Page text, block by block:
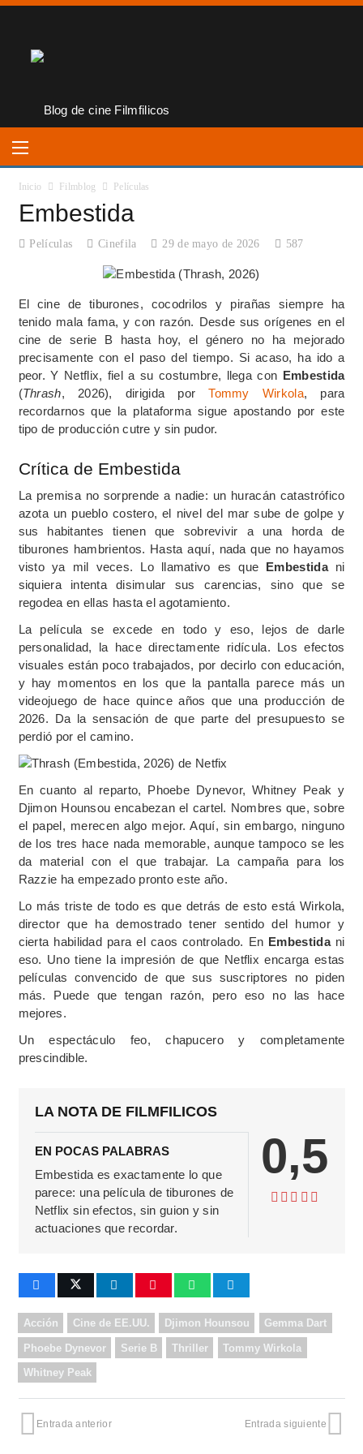
Inicio Filmblog Películas
Embestida
Películas Cinefila 29 de mayo de 2026 587
El cine de tiburones, cocodrilos y pirañas siempre ha
tenido mala fama, y con razón. Desde sus orígenes en el
cine de serie B hasta hoy, el género no ha mejorado
precisamente con el paso del tiempo. Si acaso, ha ido a
peor. Y Netflix, fiel a su costumbre, llega con Embestida
(Thrash, 2026), dirigida porTommy Wirkola, para
recordarnos que la plataforma sigue apostando por este
tipo de producción cutre y sin pudor.
Crítica de Embestida
La premisa no sorprende a nadie: un huracán catastrófico
azota un pueblo costero, el nivel del mar sube de golpe y
sus habitantes tienen que sobrevivir a una horda de
tiburones hambrientos. Hasta aquí, nada que no hayamos
visto ya mil veces. Lo llamativo es que Embestidani
siquiera intenta disimular sus carencias, sino que se
regodea en ellas hasta el agotamiento.
La película se excede en todo y eso, lejos de darle
personalidad, la hace directamente ridícula. Los efectos
visuales están poco trabajados, por decirlo con educación,
y hay momentos en los que la pantalla parece más un
videojuego de hace quince años que una producción de
2026. Da la sensación de que parte del presupuesto se
perdió por el camino.
En cuanto al reparto, Phoebe Dynevor, Whitney Peak y
Djimon Hounsou encabezan el cartel. Nombres que, sobre
el papel, merecen algo mejor. Aquí, sin embargo, ninguno
de los tres hace nada memorable, aunque tampoco se les
da material con el que trabajar. La campaña para los
Razzie ha empezado pronto este año.
Lo más triste de todo es que detrás de esto está Wirkola,
director que ha demostrado tener sentido del humor y
cierta habilidad para el caos controlado. En Embestidani
eso. Uno tiene la impresión de que Netflix encarga estas
películas convencido de que sus suscriptores no piden
más. Puede que tengan razón, pero eso no las hace
mejores.
Un espectáculo feo, chapucero y completamente
prescindible.
LA NOTA DE FILMFILICOS
EN POCAS PALABRAS
Embestida es exactamente lo que
parece: una película de tiburones de
Netflix sin efectos, sin guion y sin
actuaciones que recordar.
0,5
Acción Cine de EE.UU. Djimon Hounsou Gemma Dart
Phoebe Dynevor Serie B Thriller Tommy Wirkola
Whitney Peak
Entrada anterior Entrada siguiente